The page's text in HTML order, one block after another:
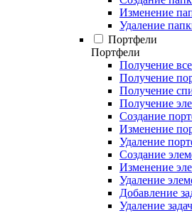
Изменение
Удаление
Портфели
Портфели
Получение
Получение
Получение
Получение
Создание
Изменение
Удаление
Создание
Изменение
Удаление
Добавление
Удаление